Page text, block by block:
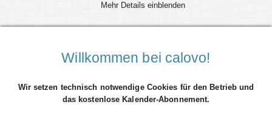
Mehr Details einblenden
Willkommen bei calovo!
Wir setzen technisch notwendige Cookies für den Betrieb und
das kostenlose Kalender-Abonnement.